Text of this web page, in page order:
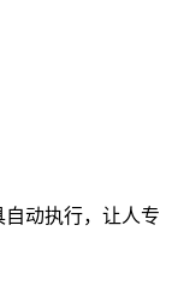
自动执行，让人专